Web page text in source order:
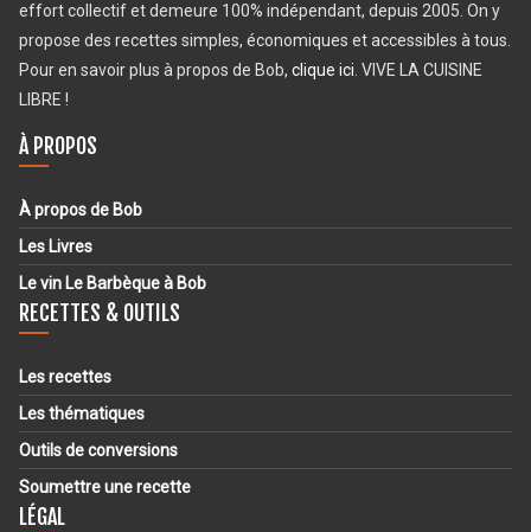
effort collectif et demeure 100% indépendant, depuis 2005. On y
propose des recettes simples, économiques et accessibles à tous.
Pour en savoir plus à propos de Bob, clique ici. VIVE LA CUISINE
LIBRE !
À PROPOS
À propos de Bob
Les Livres
Le vin Le Barbèque à Bob
RECETTES & OUTILS
Les recettes
Les thématiques
Outils de conversions
Soumettre une recette
LÉGAL